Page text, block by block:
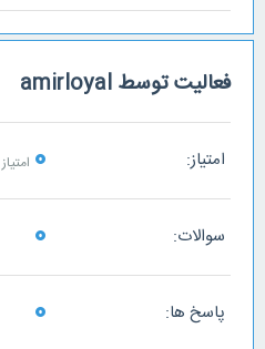
فعالیت توسط amirloyal
امتیاز: 0 امتیاز
سوالات: 0
پاسخ ها: 0